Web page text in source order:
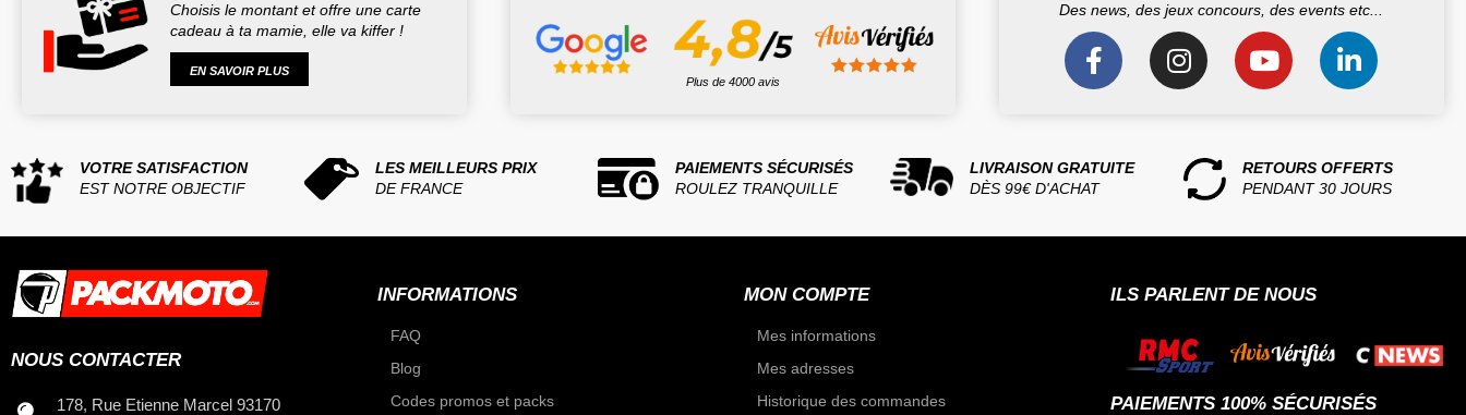
Choisis le montant et offre une carte
cadeau à ta mamie, elle va kiffer !
EN SAVOIR PLUS
Plus de 4000 avis
Des news, des jeux concours, des events etc...
VOTRE SATISFACTION
EST NOTRE OBJECTIF
LES MEILLEURS PRIX
DE FRANCE
PAIEMENTS SÉCURISÉS
ROULEZ TRANQUILLE
LIVRAISON GRATUITE
DÈS 99€ D'ACHAT
RETOURS OFFERTS
PENDANT 30 JOURS
NOUS CONTACTER
178, Rue Etienne Marcel 93170
INFORMATIONS
FAQ
Blog
Codes promos et packs
MON COMPTE
Mes informations
Mes adresses
Historique des commandes
ILS PARLENT DE NOUS
PAIEMENTS 100% SÉCURISÉS